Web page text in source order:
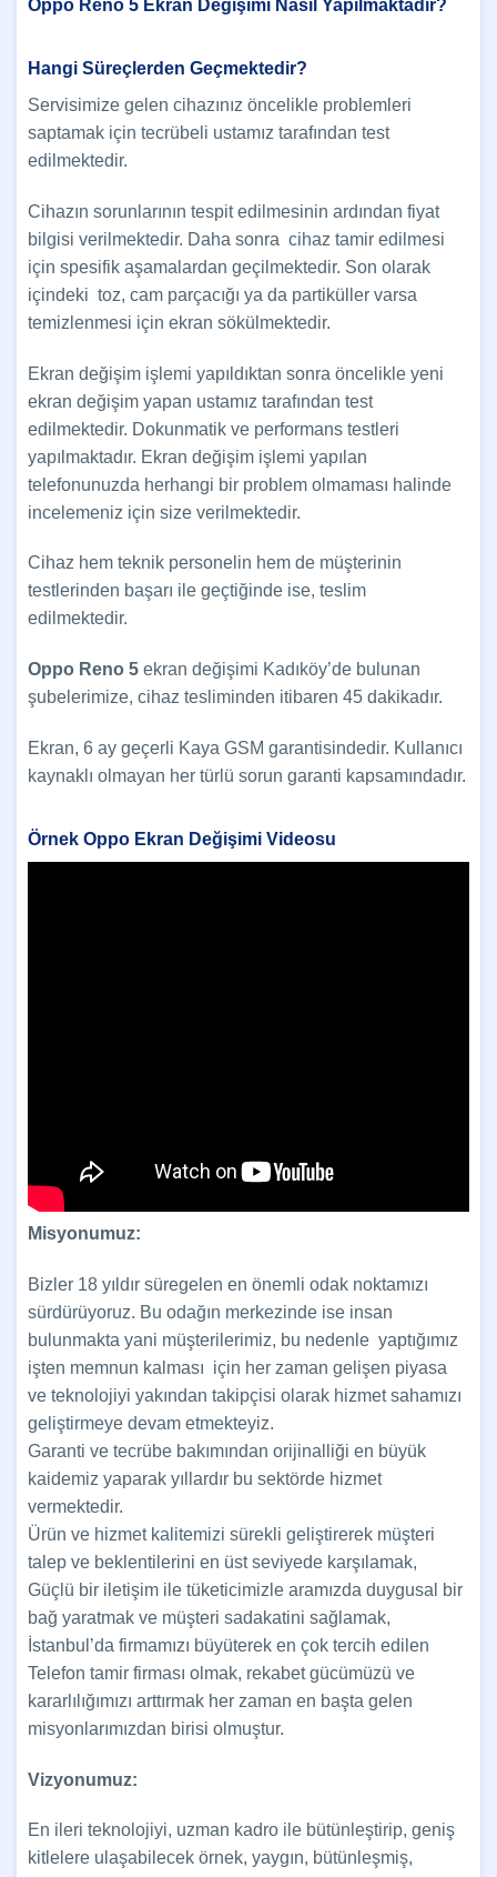
Oppo Reno 5 Ekran Değişimi Nasıl Yapılmaktadır?
Hangi Süreçlerden Geçmektedir?
Servisimize gelen cihazınız öncelikle problemleri
saptamak için tecrübeli ustamız tarafından test
edilmektedir.
Cihazın sorunlarının tespit edilmesinin ardından fiyat
bilgisi verilmektedir. Daha sonra cihaz tamir edilmesi
için spesifik aşamalardan geçilmektedir. Son olarak
içindeki toz, cam parçacığı ya da partiküller varsa
temizlenmesi için ekran sökülmektedir.
Ekran değişim işlemi yapıldıktan sonra öncelikle yeni
ekran değişim yapan ustamız tarafından test
edilmektedir. Dokunmatik ve performans testleri
yapılmaktadır. Ekran değişim işlemi yapılan
telefonunuzda herhangi bir problem olmaması halinde
incelemeniz için size verilmektedir.
Cihaz hem teknik personelin hem de müşterinin
testlerinden başarı ile geçtiğinde ise, teslim
edilmektedir.
Oppo Reno 5 ekran değişimi Kadıköy’de bulunan
şubelerimize, cihaz tesliminden itibaren 45 dakikadır.
Ekran, 6 ay geçerli Kaya GSM garantisindedir. Kullanıcı
kaynaklı olmayan her türlü sorun garanti kapsamındadır.
Örnek Oppo Ekran Değişimi Videosu
Misyonumuz:
Bizler 18 yıldır süregelen en önemli odak noktamızı
sürdürüyoruz. Bu odağın merkezinde ise insan
bulunmakta yani müşterilerimiz, bu nedenle yaptığımız
işten memnun kalması için her zaman gelişen piyasa
ve teknolojiyi yakından takipçisi olarak hizmet sahamızı
geliştirmeye devam etmekteyiz.
Garanti ve tecrübe bakımından orijinalliği en büyük
kaidemiz yaparak yıllardır bu sektörde hizmet
vermektedir.
Ürün ve hizmet kalitemizi sürekli geliştirerek müşteri
talep ve beklentilerini en üst seviyede karşılamak,
Güçlü bir iletişim ile tüketicimizle aramızda duygusal bir
bağ yaratmak ve müşteri sadakatini sağlamak,
İstanbul’da firmamızı büyüterek en çok tercih edilen
Telefon tamir firması olmak, rekabet gücümüzü ve
kararlılığımızı arttırmak her zaman en başta gelen
misyonlarımızdan birisi olmuştur.
Vizyonumuz:
En ileri teknolojiyi, uzman kadro ile bütünleştirip, geniş
kitlelere ulaşabilecek örnek, yaygın, bütünleşmiş,